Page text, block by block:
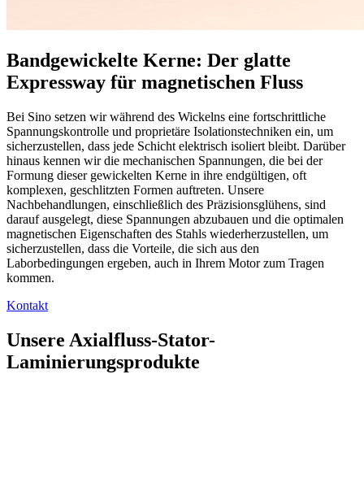
Bandgewickelte Kerne: Der glatte
Expressway für magnetischen Fluss
Bei Sino setzen wir während des Wickelns eine fortschrittliche
Spannungskontrolle und proprietäre Isolationstechniken ein, um
sicherzustellen, dass jede Schicht elektrisch isoliert bleibt. Darüber
hinaus kennen wir die mechanischen Spannungen, die bei der
Formung dieser gewickelten Kerne in ihre endgültigen, oft
komplexen, geschlitzten Formen auftreten. Unsere
Nachbehandlungen, einschließlich des Präzisionsglühens, sind
darauf ausgelegt, diese Spannungen abzubauen und die optimalen
magnetischen Eigenschaften des Stahls wiederherzustellen, um
sicherzustellen, dass die Vorteile, die sich aus den
Laborbedingungen ergeben, auch in Ihrem Motor zum Tragen
kommen.
Kontakt
Unsere Axialfluss-Stator-
Laminierungsprodukte